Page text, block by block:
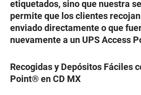
etiquetados, sino que nuestra
permite que los clientes
enviado directamente o que
nuevamente a un UPS Access
Recogidas y Depósitos Fáciles
Point® en CD MX